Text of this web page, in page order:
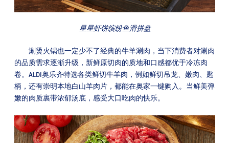
星星虾饼缤纷鱼滑拼盘
涮烫火锅也一定少不了经典的牛羊涮肉，当下消费者对涮肉
的品质需求逐渐升级，新鲜原切肉的质地和口感都优于冷冻肉
卷。ALDI奥乐齐特选各类鲜切牛羊肉，例如鲜切吊龙、嫩肉、匙
柄，还有崇明本地白山羊肉片，都能在奥家一键购入。当鲜美弹
嫩的肉质裹带浓郁汤底，感受大口吃肉的快乐。